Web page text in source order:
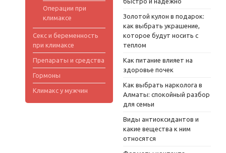
Операции при
климаксе
Секс и беременность
при климаксе
Препараты и средства
Гормоны
Климакс у мужчин
Золотой кулон в подарок:
как выбрать украшение,
которое будут носить с
теплом
Как питание влияет на
здоровье почек
Как выбрать нарколога в
Алматы: спокойный разбор
для семьи
Виды антиоксидантов и
какие вещества к ним
относятся